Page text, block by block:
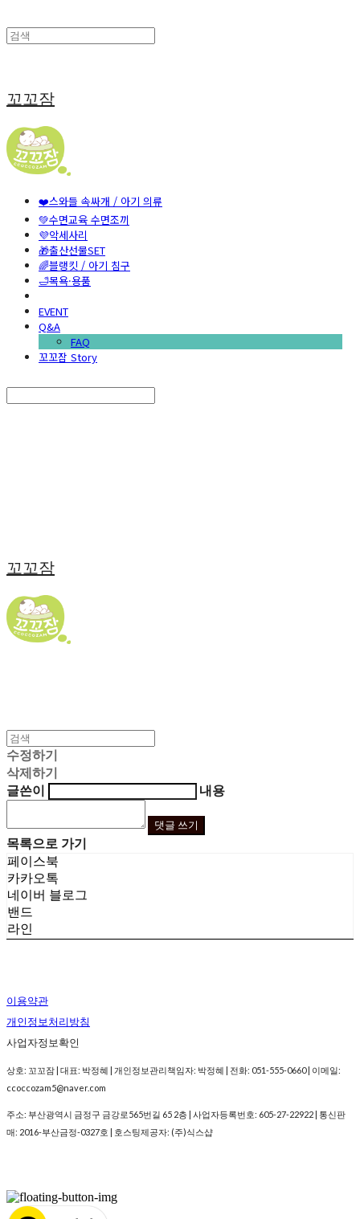
꼬꼬잠
❤️스와들 속싸개 / 아기 의류
💚수면교육 수면조끼
💜악세사리
🎁출산선물SET
🌈블랭킷 / 아기 침구
🛁목욕·용품
EVENT
Q&A
FAQ
꼬꼬잠 Story
꼬꼬잠
수정하기
삭제하기
글쓴이
내용
댓글 쓰기
목록으로 가기
페이스북
카카오톡
네이버 블로그
밴드
라인
이용약관
개인정보처리방침
사업자정보확인
상호: 꼬꼬잠 | 대표: 박정혜 | 개인정보관리책임자: 박정혜 | 전화: 051-555-0660 | 이메일:
ccoccozam5@naver.com
주소: 부산광역시 금정구 금강로565번길 65 2층 | 사업자등록번호: 605-27-22922 | 통신판
매: 2016-부산금정-0327호 | 호스팅제공자: (주)식스샵